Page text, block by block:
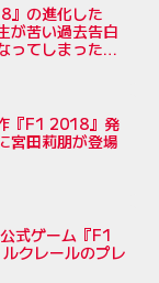
』の進化した
が苦い過去告白
ってしまったこ
『F1 2018』発
宮田莉朋が登場
式ゲーム『F1
クレールのプレ